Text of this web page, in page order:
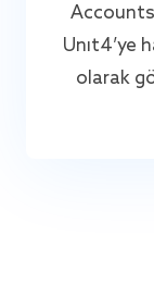
Unit4’ye
olarak